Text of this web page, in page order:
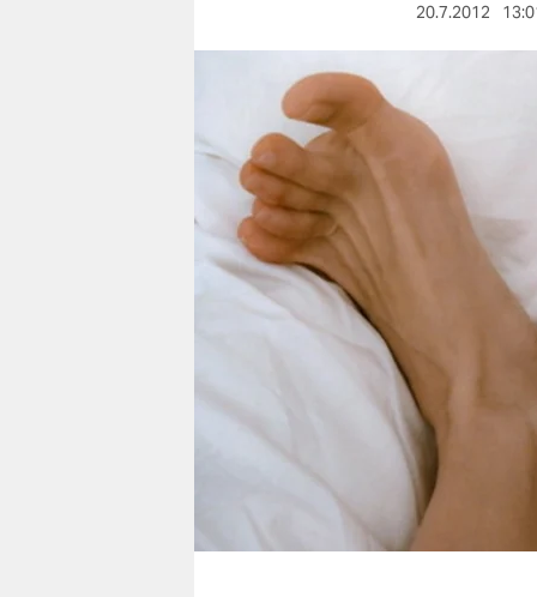
wahrheit
verlag
verlag
veranstaltungen
fragen & hilfe
unterstützen
genossenschaft
20.7.2012